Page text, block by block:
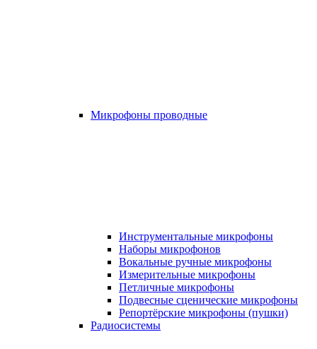
Микрофоны проводные
Инструментальные микрофоны
Наборы микрофонов
Вокальные ручные микрофоны
Измерительные микрофоны
Петличные микрофоны
Подвесные сценические микрофоны
Репортёрские микрофоны (пушки)
Радиосистемы